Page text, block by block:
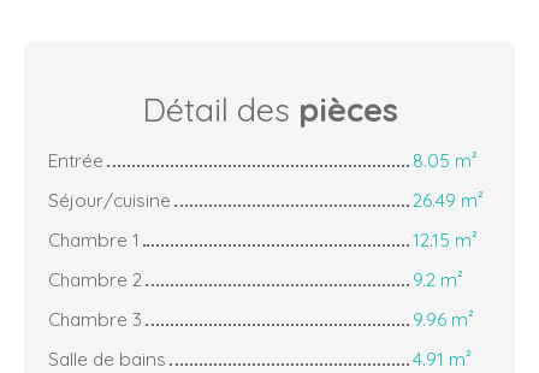
Détail des pièces
Entrée
8.05 m²
Séjour/cuisine
26.49 m²
Chambre 1
12.15 m²
Chambre 2
9.2 m²
Chambre 3
9.96 m²
Salle de bains
4.91 m²